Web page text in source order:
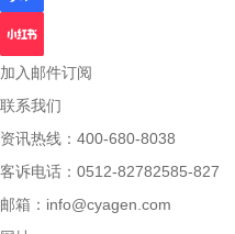
加入邮件订阅
联系我们
资讯热线：400-680-8038
客诉电话：0512-82782585-827
邮箱： info@cyagen.com